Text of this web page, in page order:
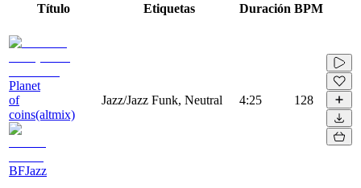
Título Etiquetas Duración BPM
Planet
of
coins(altmix)
BFJazz
Jazz/Jazz Funk, Neutral 4:25 128